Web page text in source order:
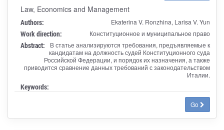
Law, Economics and Management
Authors: Ekaterina V. Ronzhina, Larisa V. Yun
Work direction: Конституционное и муниципальное право
Abstract:
В статье анализируются требования, предъявляемые к
кандидатам на должность судей Конституционного суда
Российской Федерации, и порядок их назначения, а также
приводится сравнение данных требований с законодательством
Италии.
Keywords:
Go